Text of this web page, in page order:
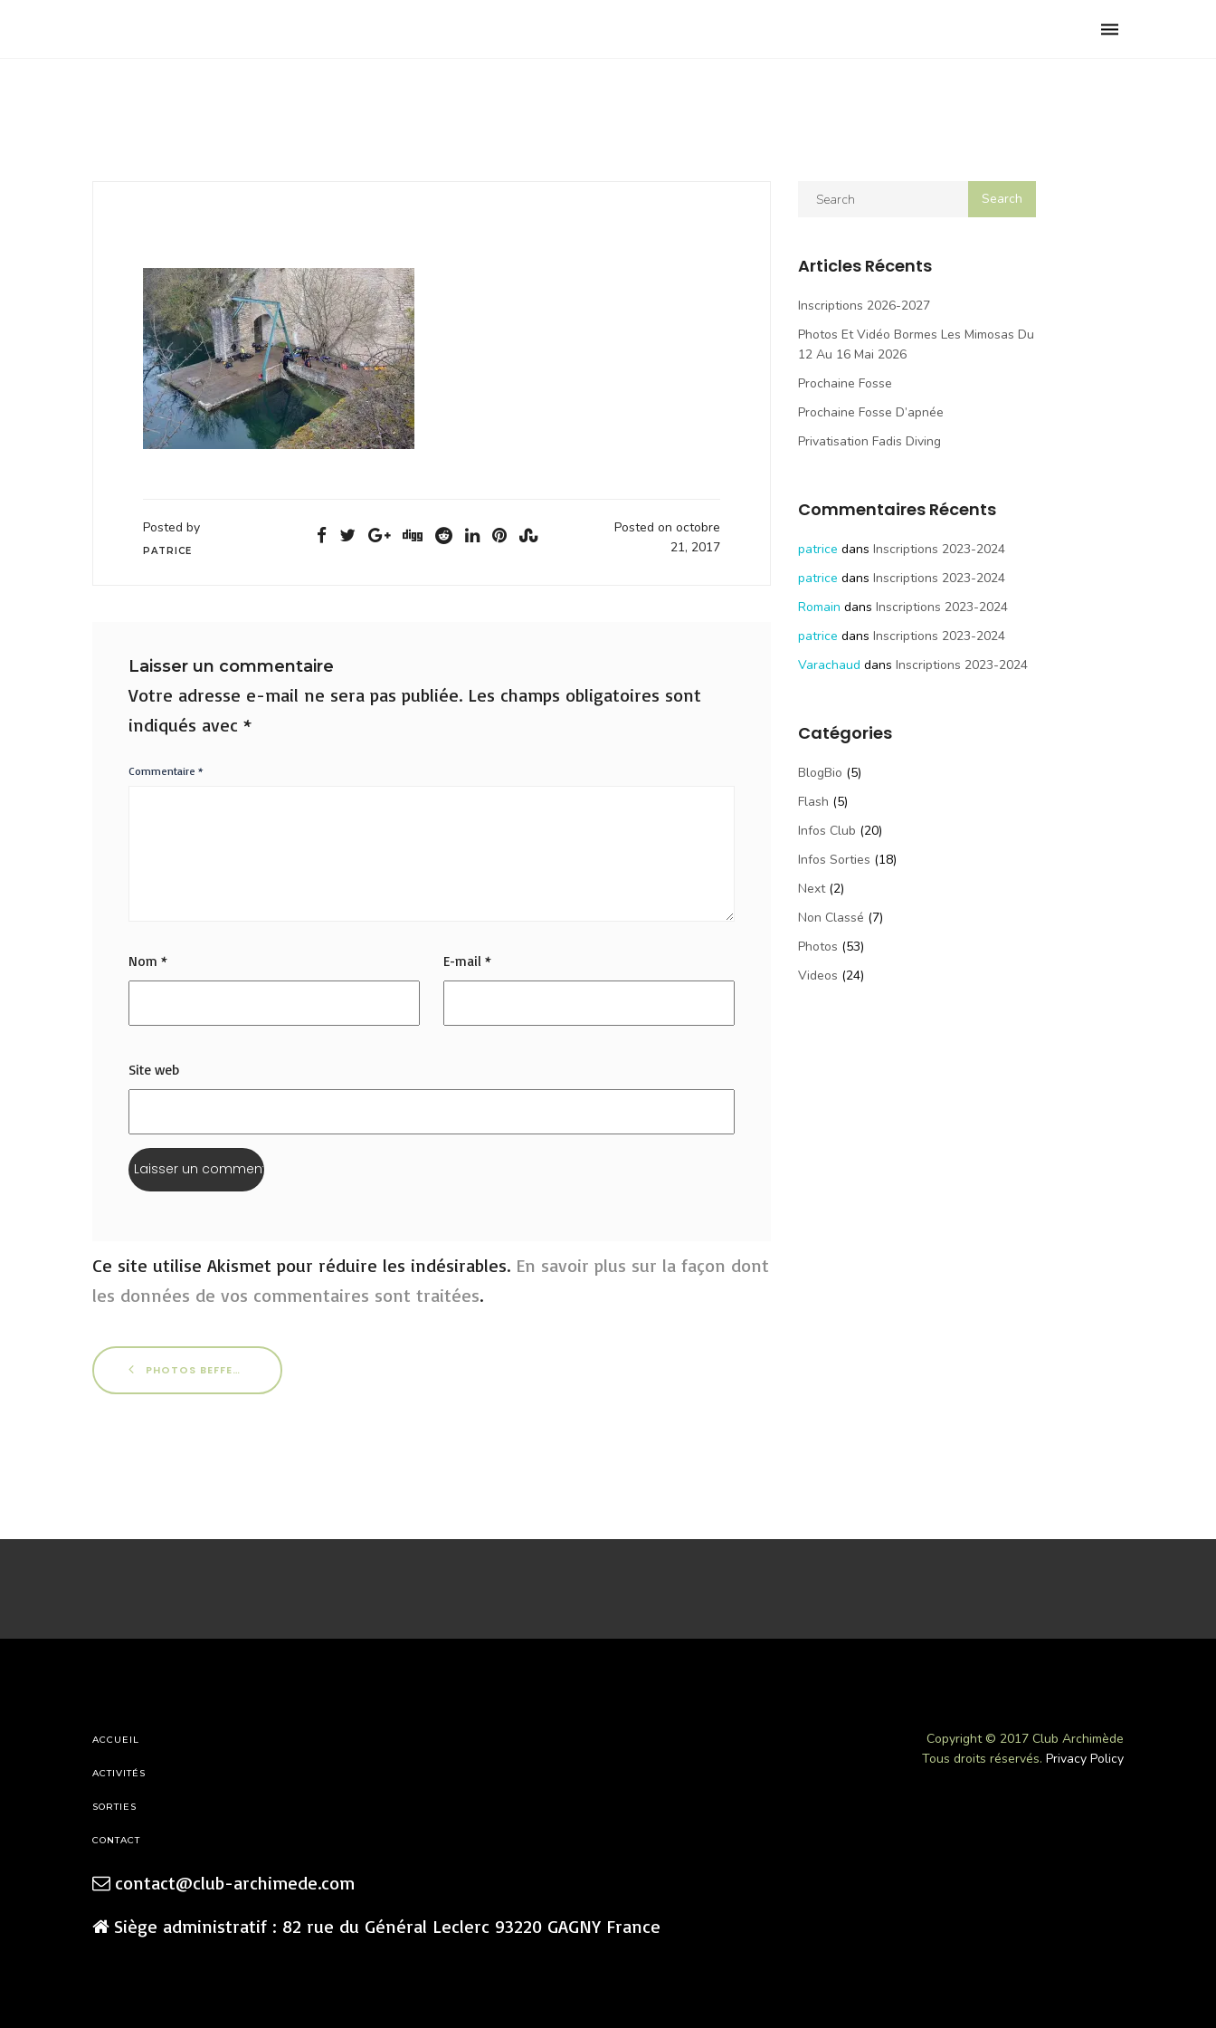
Toggle
Posted by
PATRICE
Posted on octobre
21, 2017
Laisser un commentaire
Votre adresse e-mail ne sera pas publiée. Les champs obligatoires sont
indiqués avec *
Commentaire *
Nom * E-mail*
Site web
Ce site utilise Akismet pour réduire les indésirables. En savoir plus sur la façon dont
les données de vos commentaires sont traitées.
PHOTOS BEFFES 2013
Articles Récents
Inscriptions 2026-2027
Photos Et Vidéo Bormes Les Mimosas Du
12 Au 16 Mai 2026
Prochaine Fosse
Prochaine Fosse D’apnée
Privatisation Fadis Diving
Commentaires Récents
patrice dans Inscriptions 2023-2024
patrice dans Inscriptions 2023-2024
Romain dans Inscriptions 2023-2024
patrice dans Inscriptions 2023-2024
Varachaud dans Inscriptions 2023-2024
Catégories
BlogBio (5)
Flash (5)
Infos Club (20)
Infos Sorties (18)
Next(2)
Non Classé (7)
Photos (53)
Videos (24)
ACCUEIL
ACTIVITÉS
SORTIES
CONTACT
contact@club-archimede.com
Siège administratif : 82 rue du Général Leclerc 93220 GAGNY France
Copyright © 2017 Club Archimède
Tous droits réservés. Privacy Policy